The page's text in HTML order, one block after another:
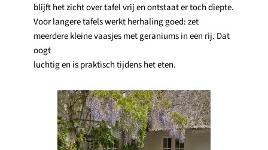
blijft het zicht over tafel vrij en ontstaat er toch diepte.
Voor langere tafels werkt herhaling goed: zet
meerdere kleine vaasjes met geraniums in een rij. Dat
oogt
luchtig en is praktisch tijdens het eten.